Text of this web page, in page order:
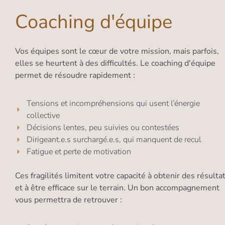
Coaching d'équipe
Vos équipes sont le cœur de votre mission, mais parfois,
elles se heurtent à des difficultés. Le coaching d'équipe
permet de résoudre rapidement :
Tensions et incompréhensions qui usent l’énergie
collective
Décisions lentes, peu suivies ou contestées
Dirigeant.e.s surchargé.e.s, qui manquent de recul
Fatigue et perte de motivation
Ces fragilités limitent votre capacité à obtenir des
et à être efficace sur le terrain. Un bon accompagnement
vous permettra de retrouver :